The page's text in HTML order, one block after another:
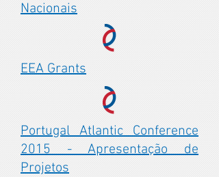
Nacionais
EEA Grants
Portugal Atlantic Conference
2015 - Apresentação de
Projetos